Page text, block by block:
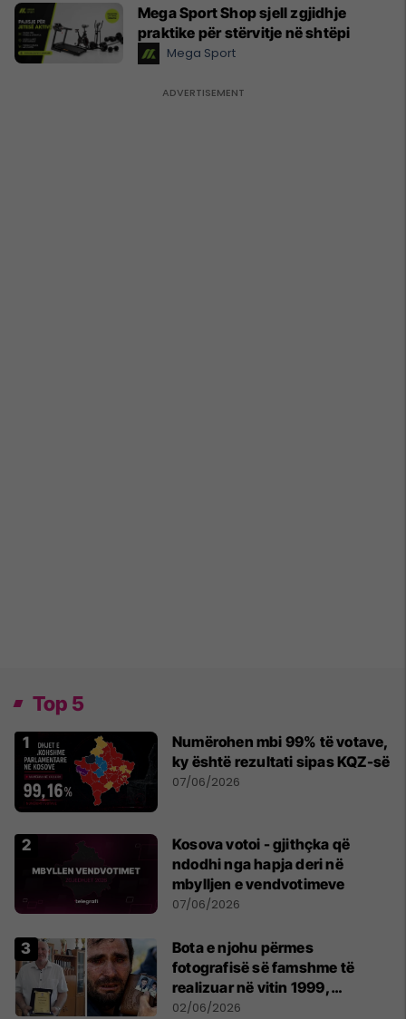
Mega Sport Shop sjell zgjidhje
praktike për stërvitje në shtëpi
Mega Sport
Top 5
Numërohen mbi 99% të votave,
ky është rezultati sipas KQZ-së
07/06/2026
Kosova votoi - gjithçka që
ndodhi nga hapja deri në
mbylljen e vendvotimeve
07/06/2026
Bota e njohu përmes
fotografisë së famshme të
realizuar në vitin 1999,
pensionohet Xajë Mustafa
02/06/2026